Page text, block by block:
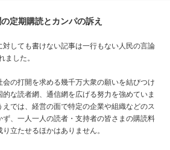
定期購読とカンパの訴え
しても書けない記事は一行もない人民の言論
ました。
の打開を求める幾千万大衆の願いを結びつけ
な読者網、通信網を広げる努力を強めていま
では、経営の面で特定の企業や組織などのス
、一人一人の読者・支持者の皆さまの購読料
立たせるほかはありません。